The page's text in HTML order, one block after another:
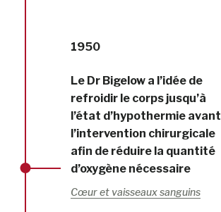
1950
Le Dr Bigelow a l’idée de
refroidir le corps jusqu’à
l’état d’hypothermie avant
l’intervention chirurgicale
afin de réduire la quantité
d’oxygène nécessaire
Cœur et vaisseaux sanguins